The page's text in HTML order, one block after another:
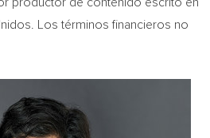
Los términos financieros no